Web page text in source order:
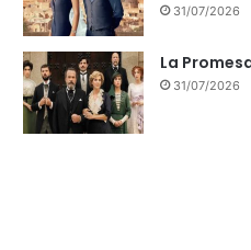
31/07/2026
La
31/07/2026